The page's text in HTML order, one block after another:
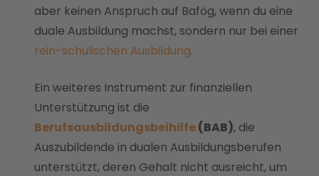
aber keinen Anspruch auf Bafög, wenn du eine
duale Ausbildung machst, sondern nur bei einer
rein-schulischen Ausbildung.
Ein weiteres Instrument zur finanziellen
Unterstützung ist die
Berufsausbildungsbeihilfe(BAB), die
Auszubildende in dualen Ausbildungsberufen
unterstützt, deren Gehalt nicht ausreicht, um